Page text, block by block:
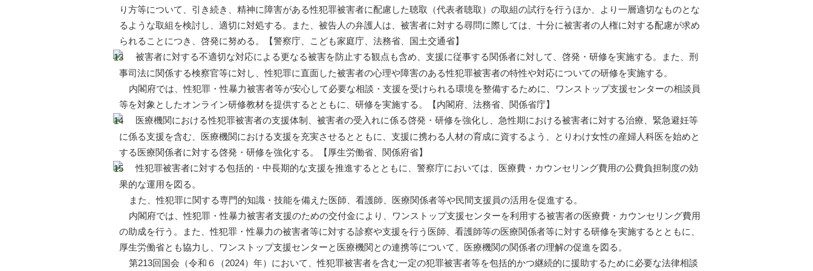
り方等について、引き続き、精神に障害がある性犯罪被害者に配慮した聴取（代表者聴取）の取組の試行を行うほか、より一層適切なものとな
るような取組を検討し、適切に対処する。また、被告人の弁護人は、被害者に対する尋問に際しては、十分に被害者の人権に対する配慮が求め
られることにつき、啓発に努める。【警察庁、こども家庭庁、法務省、国土交通省】
被害者に対する不適切な対応による更なる被害を防止する観点も含め、支援に従事する関係者に対して、啓発・研修を実施する。また、刑
事司法に関係する検察官等に対し、性犯罪に直面した被害者の心理や障害のある性犯罪被害者の特性や対応についての研修を実施する。
内閣府では、性犯罪・性暴力被害者等が安心して必要な相談・支援を受けられる環境を整備するために、ワンストップ支援センターの相談員
等を対象としたオンライン研修教材を提供するとともに、研修を実施する。【内閣府、法務省、関係省庁】
医療機関における性犯罪被害者の支援体制、被害者の受入れに係る啓発・研修を強化し、急性期における被害者に対する治療、緊急避妊等
に係る支援を含む、医療機関における支援を充実させるとともに、支援に携わる人材の育成に資するよう、とりわけ女性の産婦人科医を始めと
する医療関係者に対する啓発・研修を強化する。【厚生労働省、関係府省】
性犯罪被害者に対する包括的・中長期的な支援を推進するとともに、警察庁においては、医療費・カウンセリング費用の公費負担制度の効
果的な運用を図る。
また、性犯罪に関する専門的知識・技能を備えた医師、看護師、医療関係者等や民間支援員の活用を促進する。
内閣府では、性犯罪・性暴力被害者支援のための交付金により、ワンストップ支援センターを利用する被害者の医療費・カウンセリング費用
の助成を行う。また、性犯罪・性暴力の被害者等に対する診察や支援を行う医師、看護師等の医療関係者等に対する研修を実施するとともに、
厚生労働省とも協力し、ワンストップ支援センターと医療機関との連携等について、医療機関の関係者の理解の促進を図る。
第213回国会（令和６（2024）年）において、性犯罪被害者を含む一定の犯罪被害者等を包括的かつ継続的に援助するために必要な法律相談